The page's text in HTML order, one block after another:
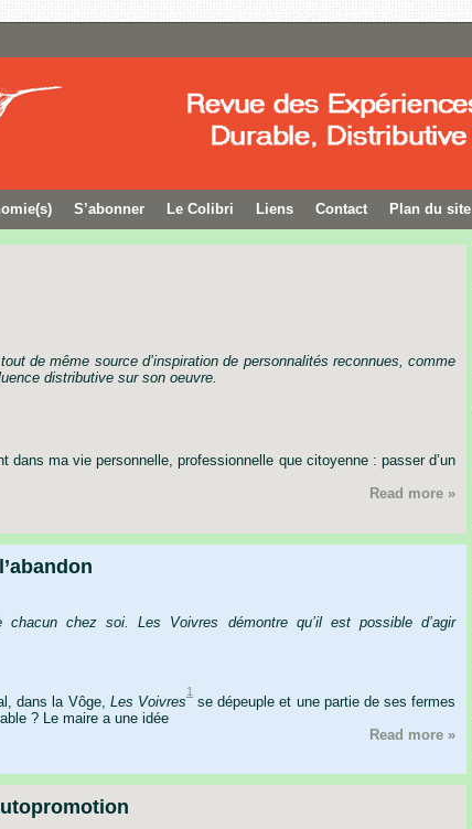
S’abonner Le Colibri Liens Contact Plan du site
tout de même source d’inspiration de personnalités reconnues, comme
distributive sur son oeuvre.
dans ma vie personnelle, professionnelle que citoyenne : passer d’un
Read more »
chez soi. Les Voivres démontre qu’il est possible d’agir
dans la Vôge, Les Voivres
1
se dépeuple et une partie de ses fermes
? Le maire a une idée
Read more »